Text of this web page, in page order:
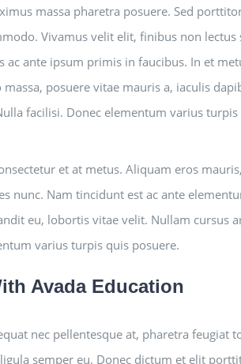
massa pharetra posuere. Sed
Vivamus velit elit, finibus non lectus
ac ante ipsum primis in faucibus. In et
posuere vitae mauris a, iaculis
facilisi. Donec elementum varius turpis
et at metus. Aliquam eros
nunc. Nam tincidunt est ac ante
eu, lobortis vitae velit. Nullam cursus
varius turpis quis posuere.
Avada Education
nec pellentesque at, pharetra feugiat
semper eu. Donec dictum et elit